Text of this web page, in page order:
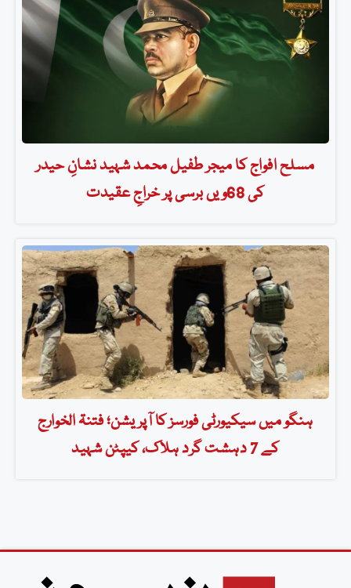
مسلح افواج کا میجر طفیل محمد شہید نشانِ حیدر
کی 68ویں برسی پر خراجِ عقیدت
ہنگو میں سیکیورٹی فورسز کا آپریشن؛ فتنۃ الخوارج
کے 7 دہشت گرد ہلاک، کیپٹن شہید